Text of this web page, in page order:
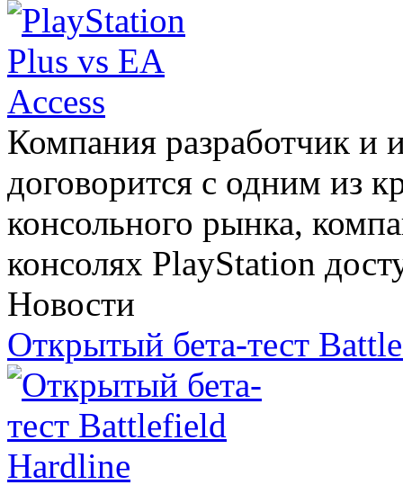
Компания разработчик и
договорится с одним из
консольного рынка,
консолях PlayStation
Новости
Открытый бета-тест